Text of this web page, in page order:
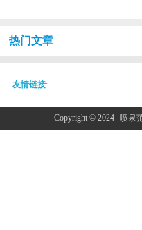
热门文章
友情链接:
Copyright © 2024 喷泉